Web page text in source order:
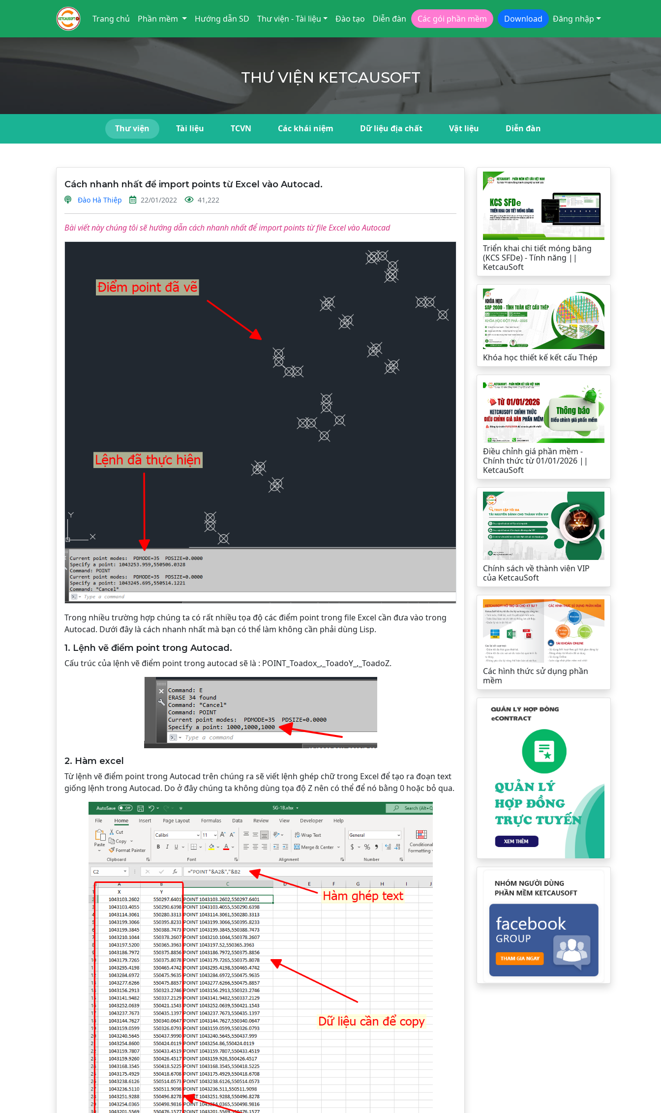
Trang chủ Phần mềm Hướng dẫn SD Thư viện - Tài liệu Đào tạo Diễn đàn Các gói phần mềm Download Đăng nhập
THƯ VIỆN KETCAUSOFT
Thư viện Tài liệu TCVN Các khái niệm Dữ liệu địa chất Vật liệu Diễn đàn
Cách nhanh nhất để import points từ Excel vào Autocad.
Đào Hà Thiệp 22/01/2022 41,222
Bài viết này chúng tôi sẽ hướng dẫn cách nhanh nhất để import points từ file Excel vào Autocad
Trong nhiều trường hợp chúng ta có rất nhiều tọa độ các điểm point trong file Excel cần đưa vào trong
Autocad. Dưới đây là cách nhanh nhất mà bạn có thể làm không cần phải dùng Lisp.
1. Lệnh vẽ điểm point trong Autocad.
Cấu trúc của lệnh vẽ điểm point trong autocad sẽ là : POINT_Toadox_,_ToadoY_,_ToadoZ.
2. Hàm excel
Từ lệnh vẽ điểm point trong Autocad trên chúng ra sẽ viết lệnh ghép chữ trong Excel để tạo ra đoạn text
giống lệnh trong Autocad. Do ở đây chúng ta không dùng tọa độ Z nên có thể để nó bằng 0 hoặc bỏ qua.
Triển khai chi tiết móng băng
(KCS SFDe) - Tính năng ||
KetcauSoft
Khóa học thiết kế kết cấu Thép
Điều chỉnh giá phần mềm -
Chính thức từ 01/01/2026 ||
KetcauSoft
Chính sách về thành viên VIP
của KetcauSoft
Các hình thức sử dụng phần
mềm